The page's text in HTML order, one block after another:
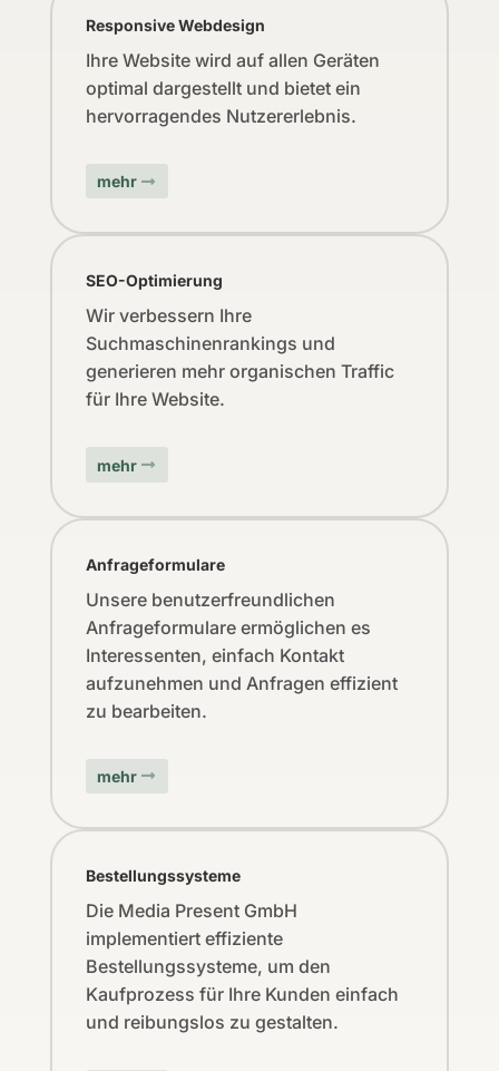
Responsive Webdesign
Ihre Website wird auf allen Geräten
optimal dargestellt und bietet ein
hervorragendes Nutzererlebnis.
mehr
SEO-Optimierung
Wir verbessern Ihre
Suchmaschinenrankings und
generieren mehr organischen Traffic
für Ihre Website.
mehr
Anfrageformulare
Unsere benutzerfreundlichen
Anfrageformulare ermöglichen es
Interessenten, einfach Kontakt
aufzunehmen und Anfragen effizient
zu bearbeiten.
mehr
Bestellungssysteme
Die Media Present GmbH
implementiert effiziente
Bestellungssysteme, um den
Kaufprozess für Ihre Kunden einfach
und reibungslos zu gestalten.